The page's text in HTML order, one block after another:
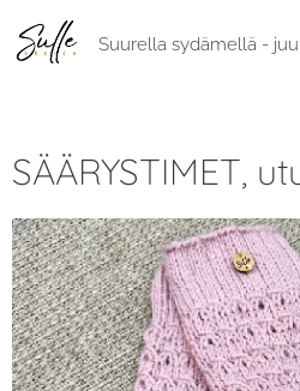
Suurella sydämellä -
SÄÄRYSTIMET,